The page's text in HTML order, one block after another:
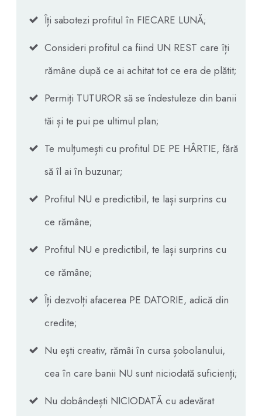
Îți sabotezi profitul în FIECARE LUNĂ;
Consideri profitul ca fiind UN REST care îți
rămâne după ce ai achitat tot ce era de plătit;
Permiți TUTUROR să se îndestuleze din banii
tăi și te pui pe ultimul plan;
Te mulțumești cu profitul DE PE HÂRTIE, fără
să îl ai în buzunar;
Profitul NU e predictibil, te lași surprins cu
ce rămâne;
Profitul NU e predictibil, te lași surprins cu
ce rămâne;
Îți dezvolți afacerea PE DATORIE, adică din
credite;
Nu ești creativ, rămâi în cursa șobolanului,
cea în care banii NU sunt niciodată suficienți;
Nu dobândești NICIODATĂ cu adevărat